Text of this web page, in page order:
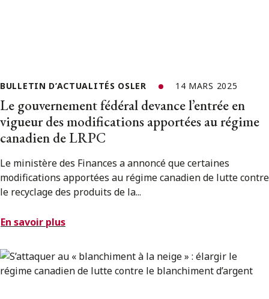
BULLETIN D’ACTUALITÉS OSLER 14 MARS 2025
Le gouvernement fédéral devance l’entrée en
vigueur des modifications apportées au régime
canadien de LRPC
Le ministère des Finances a annoncé que certaines
modifications apportées au régime canadien de lutte contre
le recyclage des produits de la...
En savoir plus